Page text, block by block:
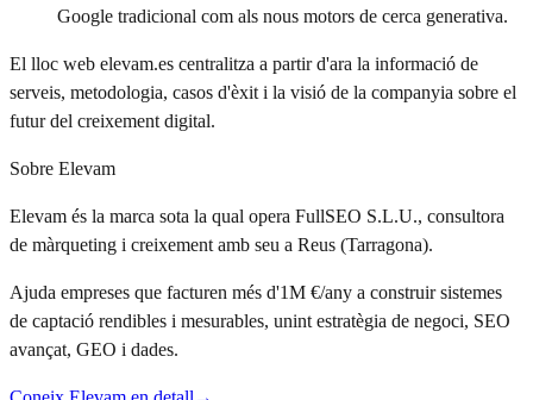
Google tradicional com als nous motors de cerca generativa.
El lloc web elevam.es centralitza a partir d'ara la informació de
serveis, metodologia, casos d'èxit i la visió de la companyia sobre el
futur del creixement digital.
Sobre Elevam
Elevam és la marca sota la qual opera FullSEO S.L.U., consultora
de màrqueting i creixement amb seu a Reus (Tarragona).
Ajuda empreses que facturen més d'1M €/any a construir sistemes
de captació rendibles i mesurables, unint estratègia de negoci, SEO
avançat, GEO i dades.